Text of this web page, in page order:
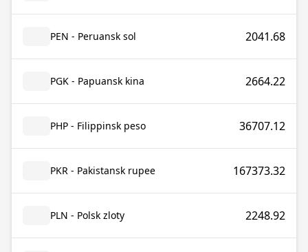
PEN - Peruansk sol 2041.68
PGK - Papuansk kina 2664.22
PHP - Filippinsk peso 36707.12
PKR - Pakistansk rupee 167373.32
PLN - Polsk zloty 2248.92